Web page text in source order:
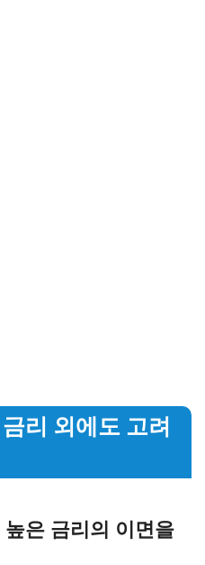
리 외에도 고려
은 금리의 이면을